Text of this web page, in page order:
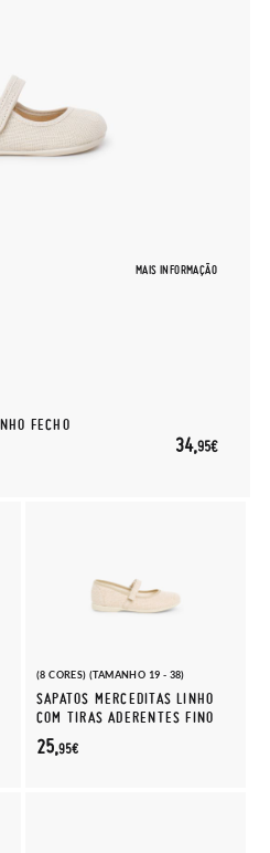
MAIS INFORMAÇÃO
FECHO
34,95€
(8 CORES) (TAMANHO 19 - 38)
SAPATOS MERCEDITAS LINHO
COM TIRAS ADERENTES FINO
25,95€